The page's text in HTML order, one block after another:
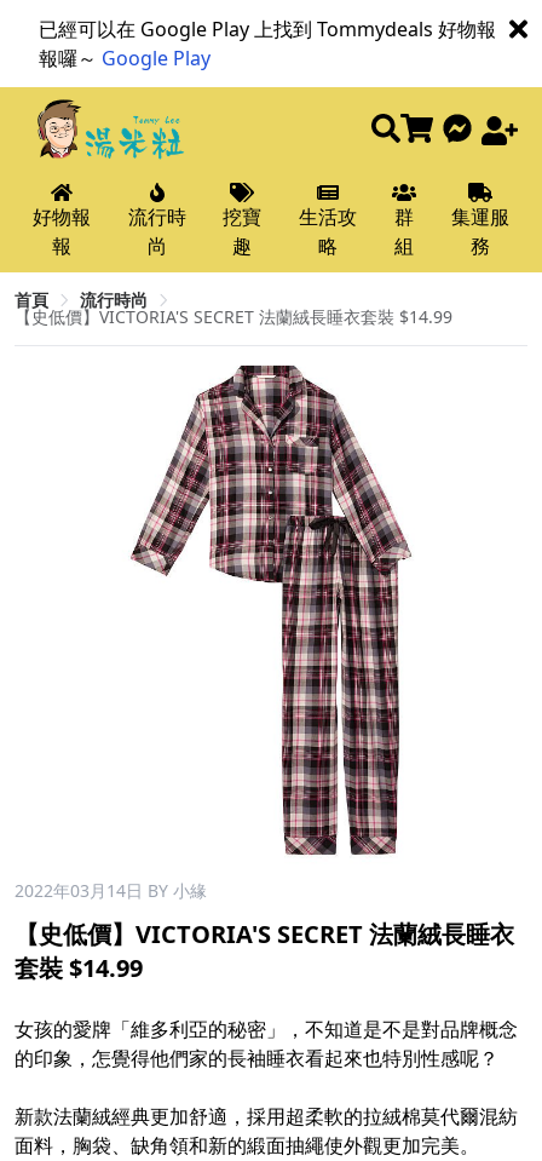
已經可以在 Google Play 上找到 Tommydeals 好物報
報囉～ Google Play
好物報
報
流行時
尚
挖寶
趣
生活攻
略
群
組
集運服
務
首頁 流行時尚
【史低價】VICTORIA'S SECRET 法蘭絨長睡衣套裝 $14.99
2022年03月14日 BY 小緣
【史低價】VICTORIA'S SECRET 法蘭絨長睡衣
套裝 $14.99
女孩的愛牌「維多利亞的秘密」，不知道是不是對品牌概念
的印象，怎覺得他們家的長袖睡衣看起來也特別性感呢？
新款法蘭絨經典更加舒適，採用超柔軟的拉絨棉莫代爾混紡
面料，胸袋、缺角領和新的緞面抽繩使外觀更加完美。